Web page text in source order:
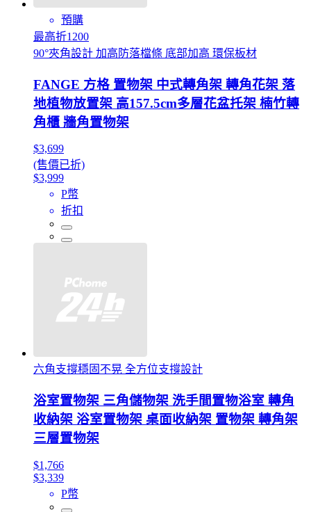
預購
最高折1200
90°夾角設計 加高防落檔條 底部加高 環保板材
FANGE 方格 置物架 中式轉角架 轉角花架 落
地植物放置架 高157.5cm多層花盆托架 楠竹轉
角櫃 牆角置物架
$3,699
(售價已折)
$3,999
P幣
折扣
六角支撐穩固不晃 全方位支撐設計
浴室置物架 三角儲物架 洗手間置物浴室 轉角
收納架 浴室置物架 桌面收納架 置物架 轉角架
三層置物架
$1,766
$3,339
P幣